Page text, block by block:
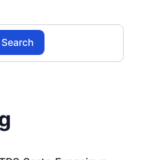
artikel
Search